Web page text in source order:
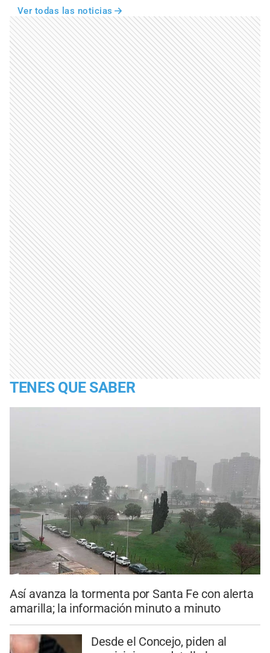
Ver todas las noticias
TENES QUE SABER
Así avanza la tormenta por Santa Fe con alerta
amarilla; la información minuto a minuto
Desde el Concejo, piden al